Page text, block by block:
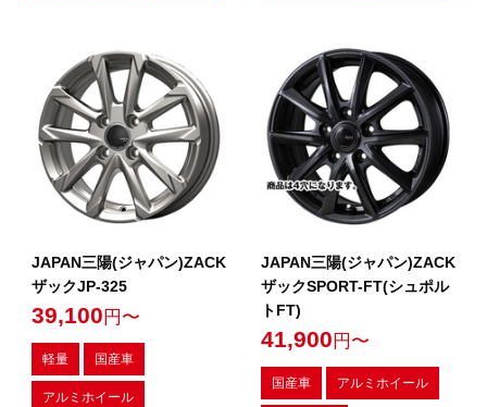
JAPAN三陽(ジャパン)ZACK
ザックJP-325
39,100 円〜
軽量 国産車
アルミホイール
JAPAN三陽(ジャパン)ZACK
ザックSPORT-FT(シュポル
トFT)
41,900 円〜
国産車 アルミホイール